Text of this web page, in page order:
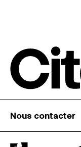
Nous contacter